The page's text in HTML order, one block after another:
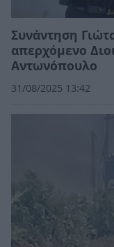
Συνάντηση
απερχόμενο
Αντωνόπουλο
31/08/2025 13:42